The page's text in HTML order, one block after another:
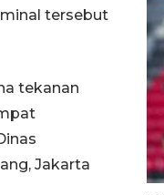
tersebut
tekanan
Jakarta